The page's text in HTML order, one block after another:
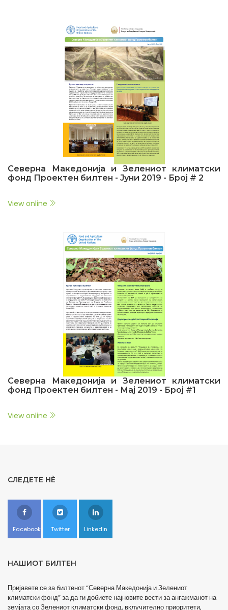
Северна Македонија и Зелениот климатски
фонд Проектен билтен - Јуни 2019 - Број # 2
View online
Северна Македонија и Зелениот климатски
фонд Проектен билтен - Мај 2019 - Број #1
View online
СЛЕДЕТЕ НÈ
Facebook Twitter Linkedin
НАШИОТ БИЛТЕН
Пријавете се за билтенот “Северна Македонија и Зелениот
климатски фонд” за да ги добиете најновите вести за ангажманот на
земјата со Зелениот климатски фонд, вклучително приоритети,